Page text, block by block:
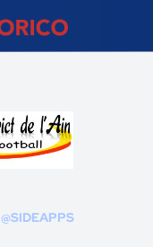
@SIDEAPPS